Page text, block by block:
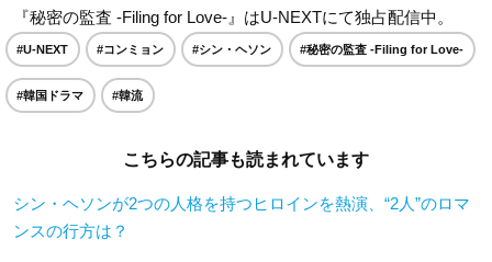
『秘密の監査 -Filing for Love-』はU-NEXTにて独占配信中。
#U-NEXT #コンミョン #シン・ヘソン #秘密の監査 -Filing for Love-
#韓国ドラマ #韓流
こちらの記事も読まれています
シン・ヘソンが2つの人格を持つヒロインを熱演、“2人”のロマ
ンスの行方は？